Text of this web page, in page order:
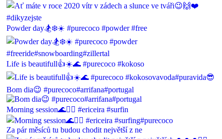
Powder day🏂❄️☀️ #purecoco #powder #free
Life is beautifull👍☀️🌊 #purecoco #kokoso
Bom dia😉 #purecoco#arrifana#portugal
Morning session🌊🏄‍♂️ #ericeira #surfin
Za pár měsíců tu budou chodit největší z ne